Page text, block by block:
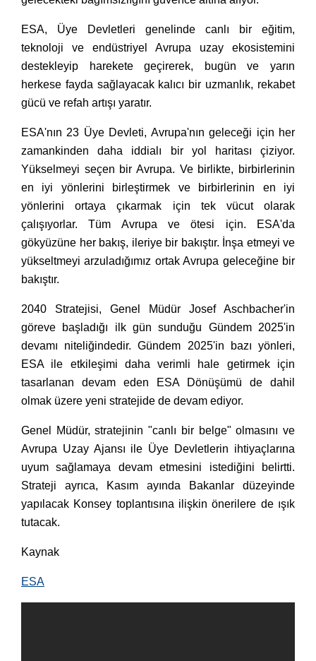
ESA, Üye Devletleri genelinde canlı bir eğitim,
teknoloji ve endüstriyel Avrupa uzay ekosistemini
destekleyip harekete geçirerek, bugün ve yarın
herkese fayda sağlayacak kalıcı bir uzmanlık, rekabet
gücü ve refah artışı yaratır.
ESA'nın 23 Üye Devleti, Avrupa'nın geleceği için her
zamankinden daha iddialı bir yol haritası çiziyor.
Yükselmeyi seçen bir Avrupa. Ve birlikte, birbirlerinin
en iyi yönlerini birleştirmek ve birbirlerinin en iyi
yönlerini ortaya çıkarmak için tek vücut olarak
çalışıyorlar. Tüm Avrupa ve ötesi için. ESA'da
gökyüzüne her bakış, ileriye bir bakıştır. İnşa etmeyi ve
yükseltmeyi arzuladığımız ortak Avrupa geleceğine bir
bakıştır.
2040 Stratejisi, Genel Müdür Josef Aschbacher'in
göreve başladığı ilk gün sunduğu Gündem 2025'in
devamı niteliğindedir. Gündem 2025'in bazı yönleri,
ESA ile etkileşimi daha verimli hale getirmek için
tasarlanan devam eden ESA Dönüşümü de dahil
olmak üzere yeni stratejide de devam ediyor.
Genel Müdür, stratejinin "canlı bir belge" olmasını ve
Avrupa Uzay Ajansı ile Üye Devletlerin ihtiyaçlarına
uyum sağlamaya devam etmesini istediğini belirtti.
Strateji ayrıca, Kasım ayında Bakanlar düzeyinde
yapılacak Konsey toplantısına ilişkin önerilere de ışık
tutacak.
Kaynak
ESA